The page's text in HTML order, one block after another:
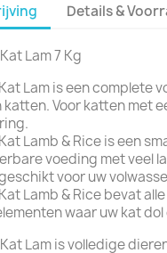
Details &
Lam 7 Kg
Lam is een complete
katten. Voor katten met
Lamb & Rice is een
voeding met veel
voor uw
Lamb & Rice bevat alle
waar uw kat dol
Lam is volledige